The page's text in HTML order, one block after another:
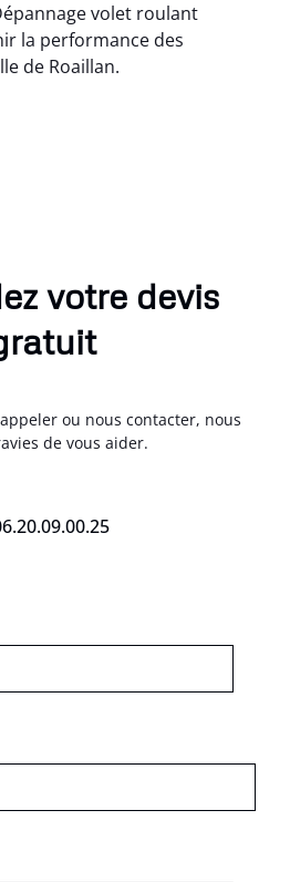
volet roulant
la performance des
de Roaillan.
votre devis
ou nous contacter, nous
de vous aider.
e
o